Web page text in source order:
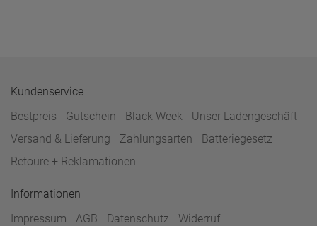
Kundenservice
Bestpreis
Gutschein Black Week
Unser Ladengeschäft
Versand & Lieferung
Zahlungsarten
Batteriegesetz
Retoure + Reklamationen
Informationen
Impressum
AGB Datenschutz
Widerruf